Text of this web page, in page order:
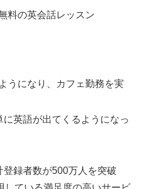
料の英会話レッスン
うになり、カフェ勤務を実
英語が出てくるようになっ
録者数が500万人を突破